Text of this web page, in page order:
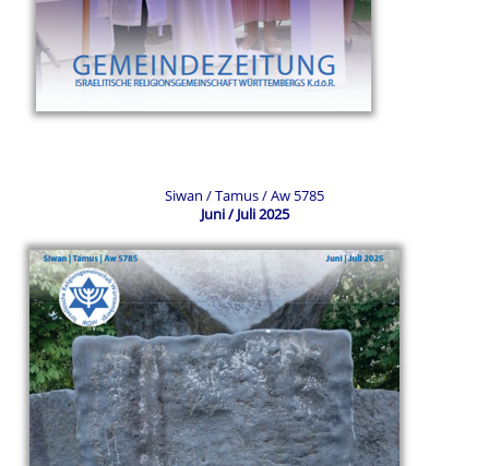
Siwan / Tamus / Aw 5785
Juni / Juli 2025